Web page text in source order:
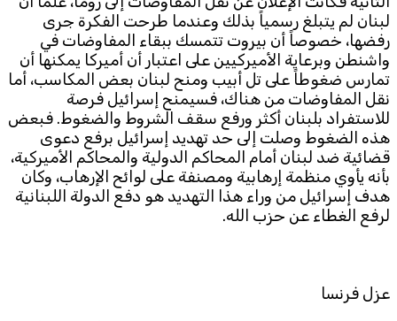
لبنان لم يتبلغ رسمياً بذلك وعندما طرحت الفكرة جرى
رفضها، خصوصاً أن بيروت تتمسك ببقاء المفاوضات في
واشنطن وبرعاية الأميركيين على اعتبار أن أميركا يمكنها أن
تمارس ضغوطاً على تل أبيب ومنح لبنان بعض المكاسب، أما
نقل المفاوضات من هناك، فسيمنح إسرائيل فرصة
للاستفراد بلبنان أكثر ورفع سقف الشروط والضغوط. فبعض
هذه الضغوط وصلت إلى حد تهديد إسرائيل برفع دعوى
قضائية ضد لبنان أمام المحاكم الدولية والمحاكم الأميركية،
بأنه يأوي منظمة إرهابية ومصنفة على لوائح الإرهاب، وكان
هدف إسرائيل من وراء هذا التهديد هو دفع الدولة اللبنانية
لرفع الغطاء عن حزب الله.
عزل فرنسا